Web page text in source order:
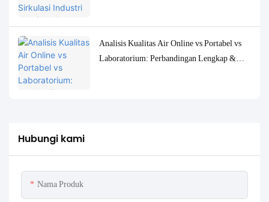
Analisis Kualitas Air Online vs Portabel vs
Laboratorium: Perbandingan Lengkap &
Hubungi kami
Nama Produk